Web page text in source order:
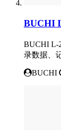
BUCHI
BUCHI L-
录数据、
BUCHI